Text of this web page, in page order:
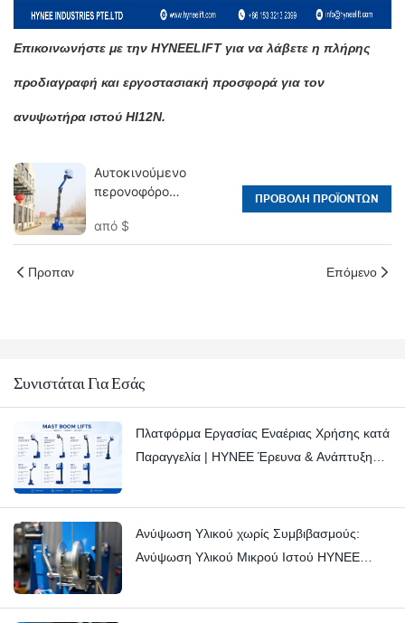
Επικοινωνήστε με την HYNEELIFT για να λάβετε η πλήρης
προδιαγραφή και εργοστασιακή προσφορά για τον
ανυψωτήρα ιστού HI12N.
Αυτοκινούμενο
περονοφόρο
ανυψωτικό με jib-
Hi12N
από $
ΠΡΟΒΟΛΉ ΠΡΟΪΌΝΤΩΝ
Προπαν Επόμενο
Συνιστάται Για Εσάς
Πλατφόρμα Εργασίας Εναέριας Χρήσης κατά
Παραγγελία | HYNEE Έρευνα & Ανάπτυξη
Ανύψωση Υλικού χωρίς Συμβιβασμούς:
Ανύψωση Υλικού Μικρού Ιστού HYNEE